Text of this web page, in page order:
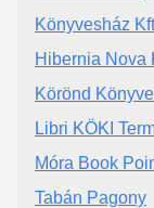
Könyvesház
Hibernia Nova
Körönd
Libri KÖKI
Móra Book
Tabán Pagony